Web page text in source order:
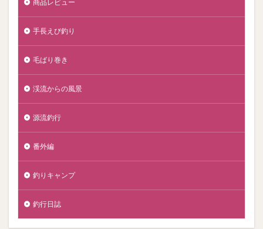
商品レビュー
手長えび釣り
毛ばり巻き
渓流からの風景
源流釣行
番外編
釣りキャンプ
釣行日誌